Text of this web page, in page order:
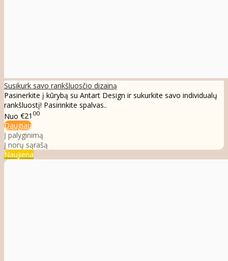
Susikurk savo rankšluosčio dizainą
Pasinerkite į kūrybą su Antart Design ir sukurkite savo individualų
rankšluostį! Pasirinkite spalvas..
Nuo €21 00
Daugiau
Į palyginimą
Į norų sąrašą
Naujiena